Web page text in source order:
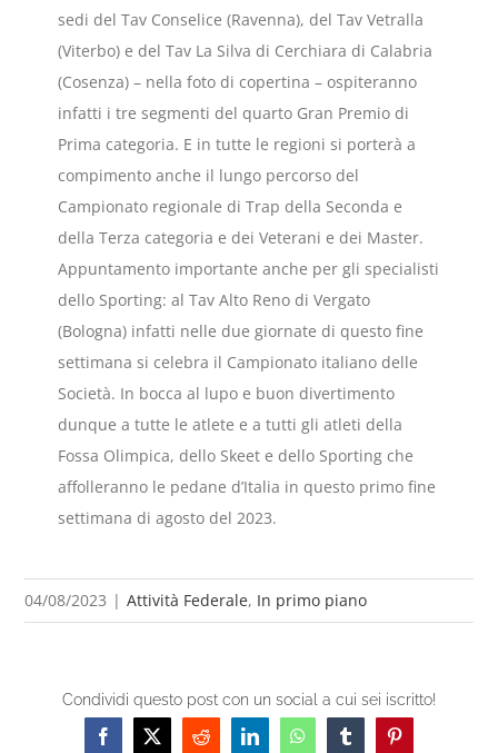
sedi del Tav Conselice (Ravenna), del Tav Vetralla
(Viterbo) e del Tav La Silva di Cerchiara di Calabria
(Cosenza) – nella foto di copertina – ospiteranno
infatti i tre segmenti del quarto Gran Premio di
Prima categoria. E in tutte le regioni si porterà a
compimento anche il lungo percorso del
Campionato regionale di Trap della Seconda e
della Terza categoria e dei Veterani e dei Master.
Appuntamento importante anche per gli specialisti
dello Sporting: al Tav Alto Reno di Vergato
(Bologna) infatti nelle due giornate di questo fine
settimana si celebra il Campionato italiano delle
Società. In bocca al lupo e buon divertimento
dunque a tutte le atlete e a tutti gli atleti della
Fossa Olimpica, dello Skeet e dello Sporting che
affolleranno le pedane d’Italia in questo primo fine
settimana di agosto del 2023.
04/08/2023 | Attività Federale, In primo piano
Condividi questo post con un social a cui sei iscritto!
Facebook
X RedditLinkedInWhatsAppTumblrPinterest